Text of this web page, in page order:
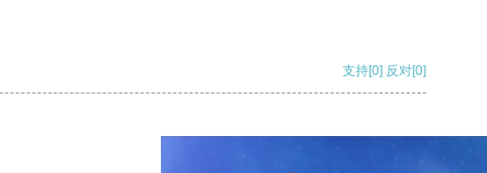
支持[0] 反对[0]